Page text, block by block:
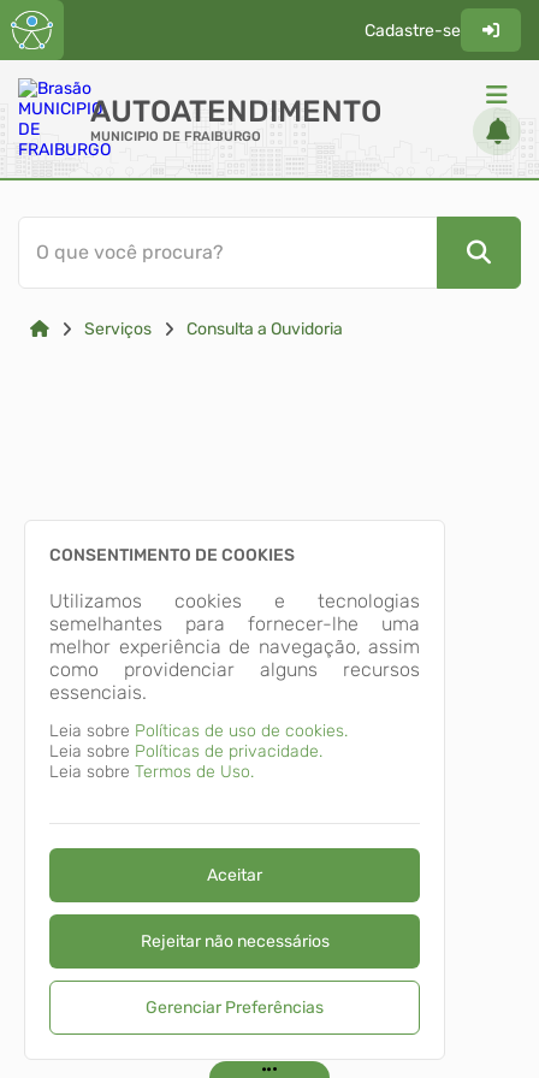
Cadastre-se
AUTOATENDIMENTO
MUNICIPIO DE FRAIBURGO
ACESSO RÁPIDO
Acessibilidade
Diário Oficial
O que você procura?
Serviços Consulta a Ouvidoria
CONSENTIMENTO DE COOKIES
Utilizamos cookies e tecnologias
semelhantes para fornecer-lhe uma
melhor experiência de navegação, assim
como providenciar alguns recursos
essenciais.
Leia sobre Políticas de uso de cookies.
Leia sobre Políticas de privacidade.
Leia sobre Termos de Uso.
Aceitar
Rejeitar não necessários
Gerenciar Preferências